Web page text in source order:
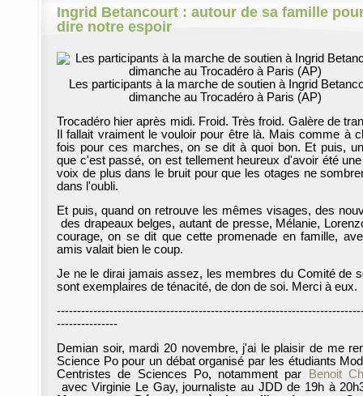
Ingrid Betancourt : autour de sa famille
dire notre espoir
Les participants à la marche de soutien à Ingrid
dimanche au Trocadéro à Paris (AP)
Trocadéro hier après midi. Froid. Très froid. Galère de
Il fallait vraiment le vouloir pour être là. Mais comme à
fois pour ces marches, on se dit à quoi bon. Et puis,
que c'est passé, on est tellement heureux d'avoir été
voix de plus dans le bruit pour que les otages ne
dans l'oubli.
Et puis, quand on retrouve les mêmes visages, des
des drapeaux belges, autant de presse, Mélanie,
courage, on se dit que cette promenade en famille,
amis valait bien le coup.
Je ne le dirai jamais assez, les membres du Comité de
sont exemplaires de ténacité, de don de soi. Merci à eux.
---------------
Demian soir, mardi 20 novembre, j'ai le plaisir de me
Science Po pour un débat organisé par les étudiants
Centristes de Sciences Po, notamment par
Benoit
avec Virginie Le Gay, journaliste au JDD de 19h à